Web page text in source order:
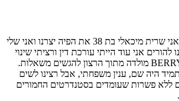
איזה כיף שהגעת אלינו. אני שרית מיכאלי בת 38 את הפיה יצרנו ואני שלי
להורים אני עוד הייתי עורכת דין ורציתי שינוי
בכל המובנים. BERRY FAIRY מולדה מתוך הרצון להגשים משאלות.
היה שם, ענין משפחתי, אבל רצינו לשים
ללא פשרות שעומדים בסטנדרטים החמורים